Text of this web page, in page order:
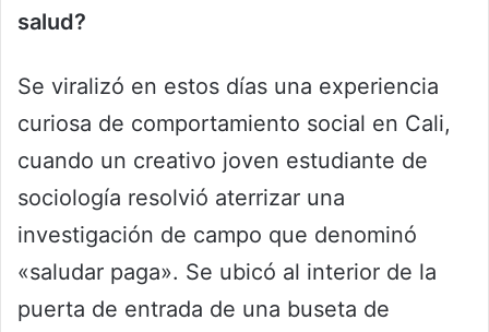
salud?
Se viralizó en estos días una experiencia
curiosa de comportamiento social en Cali,
cuando un creativo joven estudiante de
sociología resolvió aterrizar una
investigación de campo que denominó
«saludar paga». Se ubicó al interior de la
puerta de entrada de una buseta de